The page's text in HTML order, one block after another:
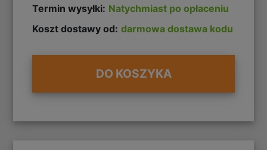
Termin wysyłki: Natychmiast po opłaceniu
Koszt dostawy od: darmowa dostawa kodu
DO KOSZYKA